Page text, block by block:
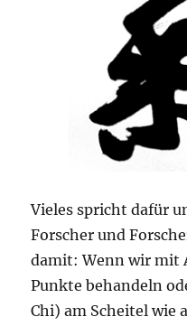
Vieles spricht dafür
Forscher und
damit: Wenn wir mit
Punkte behandeln
Chi) am Scheitel wie